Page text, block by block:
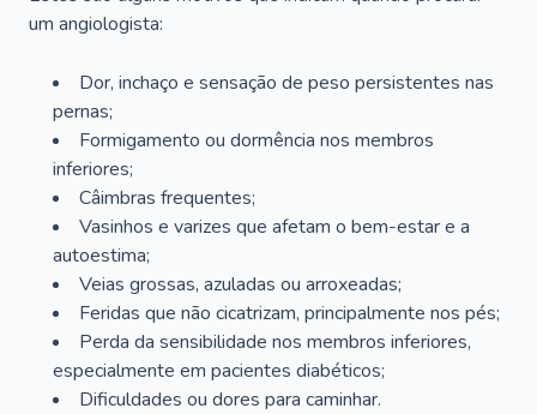
um angiologista:
Dor, inchaço e sensação de peso persistentes nas
pernas;
Formigamento ou dormência nos membros
inferiores;
Câimbras frequentes;
Vasinhos e varizes que afetam o bem-estar e a
autoestima;
Veias grossas, azuladas ou arroxeadas;
Feridas que não cicatrizam, principalmente nos pés;
Perda da sensibilidade nos membros inferiores,
especialmente em pacientes diabéticos;
Dificuldades ou dores para caminhar.